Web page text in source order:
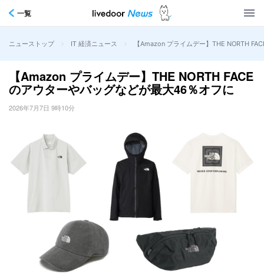
一覧
ニューストップ > IT 経済ニュース > 【Amazon プライムデー】THE NORTH
【Amazon プライムデー】THE NORTH FACE
のアウターやバッグなどが最大46％オフに
2026年7月7日 9時10分